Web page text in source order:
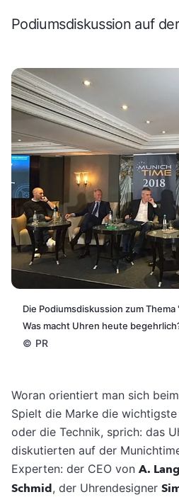
Podiumsdiskussion auf
Die Podiumsdiskussion zum
Was macht Uhren heute
© PR
Woran orientiert man sich
Spielt die Marke die
oder die Technik, sprich: das
diskutierten auf der
Experten: der CEO von A.
Schmid, der Uhrendesigner